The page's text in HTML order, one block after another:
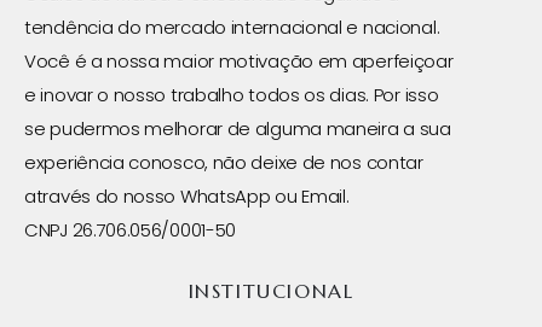
tendência do mercado internacional e nacional.
Você é a nossa maior motivação em aperfeiçoar
e inovar o nosso trabalho todos os dias. Por isso
se pudermos melhorar de alguma maneira a sua
experiência conosco, não deixe de nos contar
através do nosso WhatsApp ou Email.
CNPJ 26.706.056/0001-50
INSTITUCIONAL